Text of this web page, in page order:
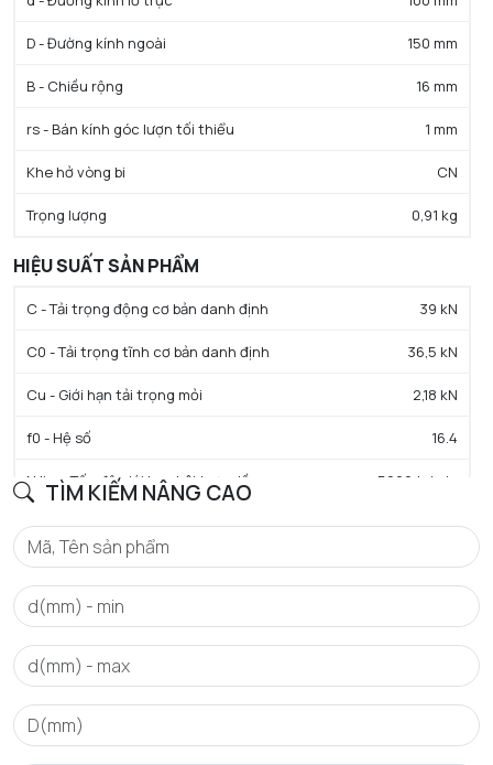
TÌM KIẾM NÂNG CAO
D - Đường kính ngoài 150 mm
B - Chiều rộng 16 mm
rs - Bán kính góc lượn tối thiểu 1 mm
Khe hở vòng bi CN
Trọng lượng 0,91 kg
HIỆU SUẤT SẢN PHẨM
C - Tải trọng động cơ bản danh định 39 kN
C0 - Tải trọng tĩnh cơ bản danh định 36,5 kN
Cu - Giới hạn tải trọng mỏi 2,18 kN
f0 - Hệ số 16.4
N lim - Tốc độ giới hạn bôi trơn dầu 5000 tr/min
N lim - Tốc độ giới hạn bôi trơn mỡ 4200 tr/min
Tmin - Nhiệt độ hoạt động tối thiểu -40 °C
Tmax - Nhiệt độ hoạt động tối đa
GIỚI HẠN
da min - Đường kính vai tối thiểu IR 105 mm
Da max - Đường kính vai tối đa OR 145 mm